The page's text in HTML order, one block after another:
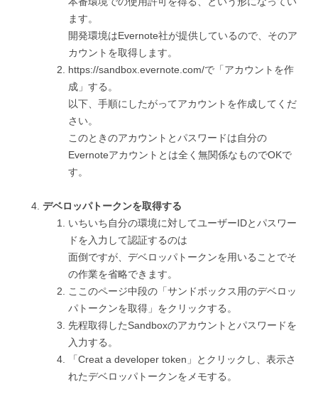
ます。
開発環境はEvernote社が提供しているので、そのア
カウントを取得します。
https://sandbox.evernote.com/で「アカウントを作
成」する。
以下、手順にしたがってアカウントを作成してくだ
さい。
このときのアカウントとパスワードは自分の
Evernoteアカウントとは全く無関係なものでOKで
す。
デベロッパトークンを取得する
いちいち自分の環境に対してユーザーIDとパスワー
ドを入力して認証するのは
面倒ですが、デベロッパトークンを用いることでそ
の作業を省略できます。
ここのページ中段の「サンドボックス用のデベロッ
パトークンを取得」をクリックする。
先程取得したSandboxのアカウントとパスワードを
入力する。
「Creat a developer token」とクリックし、表示さ
れたデベロッパトークンをメモする。